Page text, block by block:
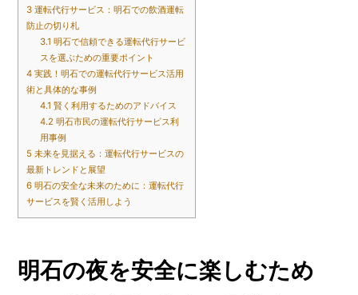
3 運転代行サービス：明石での飲酒運転
防止の切り札
3.1 明石で信頼できる運転代行サービ
スを選ぶための重要ポイント
4 実践！明石での運転代行サービス活用
術と具体的な事例
4.1 賢く利用するためのアドバイス
4.2 明石市民の運転代行サービス利
用事例
5 未来を見据える：運転代行サービスの
最新トレンドと展望
6 明石の安全な未来のために：運転代行
サービスを賢く活用しよう
明石の夜を安全に楽しむため